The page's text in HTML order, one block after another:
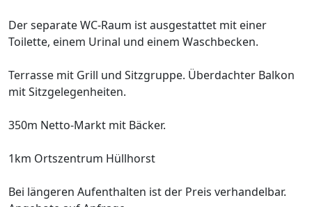
Der separate WC-Raum ist ausgestattet mit einer
Toilette, einem Urinal und einem Waschbecken.
Terrasse mit Grill und Sitzgruppe. Überdachter Balkon
mit Sitzgelegenheiten.
350m Netto-Markt mit Bäcker.
1km Ortszentrum Hüllhorst
Bei längeren Aufenthalten ist der Preis verhandelbar.